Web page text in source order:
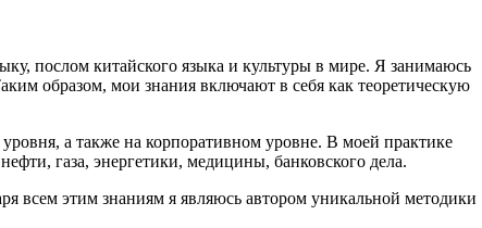
послом китайского языка и культуры в мире. Я занимаюсь
образом, мои знания включают в себя как теоретическую
а также на корпоративном уровне. В моей практике
газа, энергетики, медицины, банковского дела.
всем этим знаниям я являюсь автором уникальной методики